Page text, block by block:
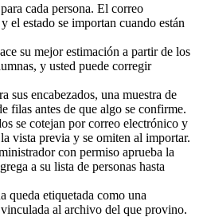
cada persona. El correo
el estado se importan cuando están
su mejor estimación a partir de los
y usted puede corregir
sus encabezados, una muestra de
filas antes de que algo se confirme.
se cotejan por correo electrónico y
vista previa y se omiten al importar.
con permiso aprueba la
a su lista de personas hasta
queda etiquetada como una
al archivo del que provino.